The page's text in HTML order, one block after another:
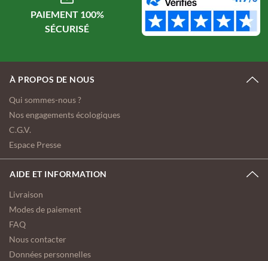
PAIEMENT 100%
À PROPOS DE NOUS
Qui sommes-nous ?
Nos engagements écologiques
C.G.V.
Espace Presse
AIDE ET INFORMATION
Livraison
Modes de paiement
FAQ
Nous contacter
Données personnelles